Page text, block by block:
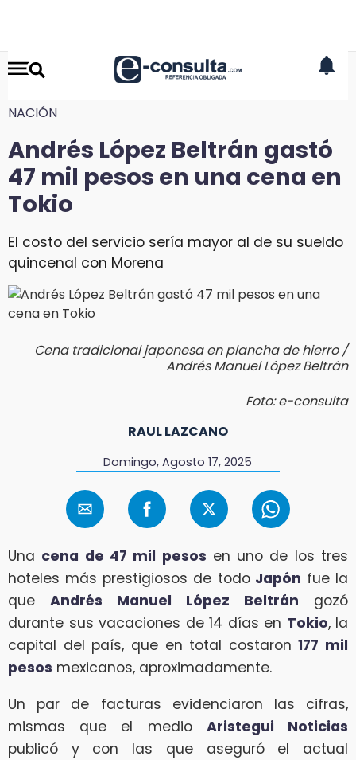
NACIÓN
Andrés López Beltrán gastó
47 mil pesos en una cena en
Tokio
El costo del servicio sería mayor al de su sueldo
quincenal con Morena
Cena tradicional japonesa en plancha de hierro /
Andrés Manuel López Beltrán
Foto: e-consulta
RAUL LAZCANO
Domingo, Agosto 17, 2025
Una cena de 47 mil pesos en uno de los tres
hoteles más prestigiosos de todoJapón fue la
que Andrés Manuel López Beltrán gozó
durante sus vacaciones de 14 días en Tokio, la
capital del país, que en total costaron177 mil
pesos mexicanos, aproximadamente.
Un par de facturas evidenciaron las cifras,
mismas que el medio Aristegui Noticias
publicó y con las que aseguró el actual